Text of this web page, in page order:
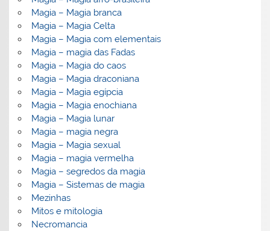
Magia – Magia branca
Magia – Magia Celta
Magia – Magia com elementais
Magia – magia das Fadas
Magia – Magia do caos
Magia – Magia draconiana
Magia – Magia egípcia
Magia – Magia enochiana
Magia – Magia lunar
Magia – magia negra
Magia – Magia sexual
Magia – magia vermelha
Magia – segredos da magia
Magia – Sistemas de magia
Mezinhas
Mitos e mitologia
Necromancia